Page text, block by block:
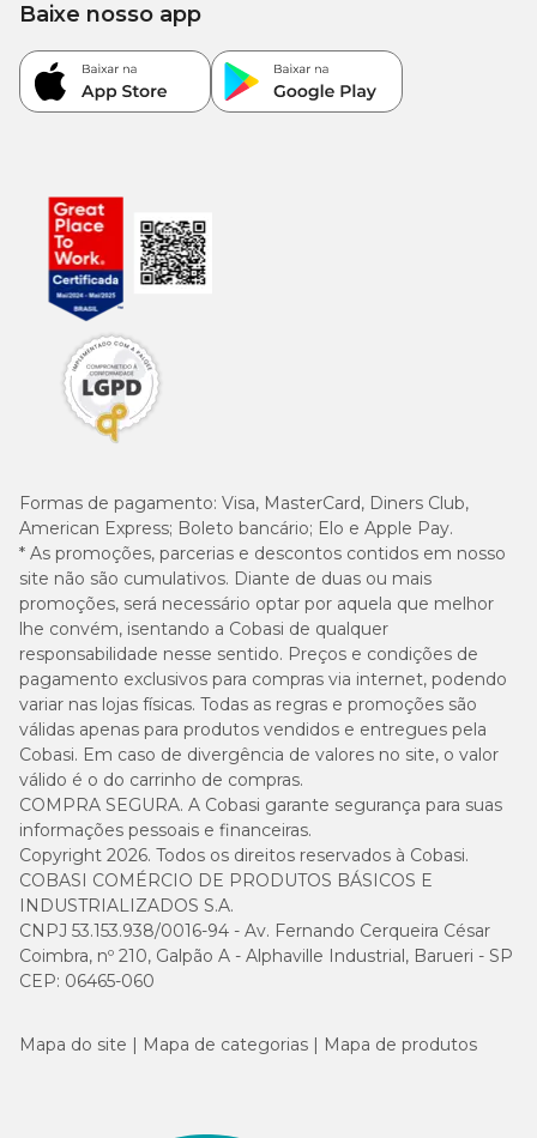
Formas de pagamento: Visa, MasterCard, Diners Club,
American Express; Boleto bancário; Elo e Apple Pay.
* As promoções, parcerias e descontos contidos em nosso
site não são cumulativos. Diante de duas ou mais
promoções, será necessário optar por aquela que melhor
lhe convém, isentando a Cobasi de qualquer
responsabilidade nesse sentido. Preços e condições de
pagamento exclusivos para compras via internet, podendo
variar nas lojas físicas. Todas as regras e promoções são
válidas apenas para produtos vendidos e entregues pela
Cobasi. Em caso de divergência de valores no site, o valor
válido é o do carrinho de compras.
COMPRA SEGURA. A Cobasi garante segurança para suas
informações pessoais e financeiras.
Copyright 2026. Todos os direitos reservados à Cobasi.
COBASI COMÉRCIO DE PRODUTOS BÁSICOS E
INDUSTRIALIZADOS S.A.
CNPJ 53.153.938/0016-94 - Av. Fernando Cerqueira César
Coimbra, nº 210, Galpão A - Alphaville Industrial, Barueri - SP
CEP: 06465-060
Baixe nosso app
Mapa do site Mapa de categorias Mapa de produtos